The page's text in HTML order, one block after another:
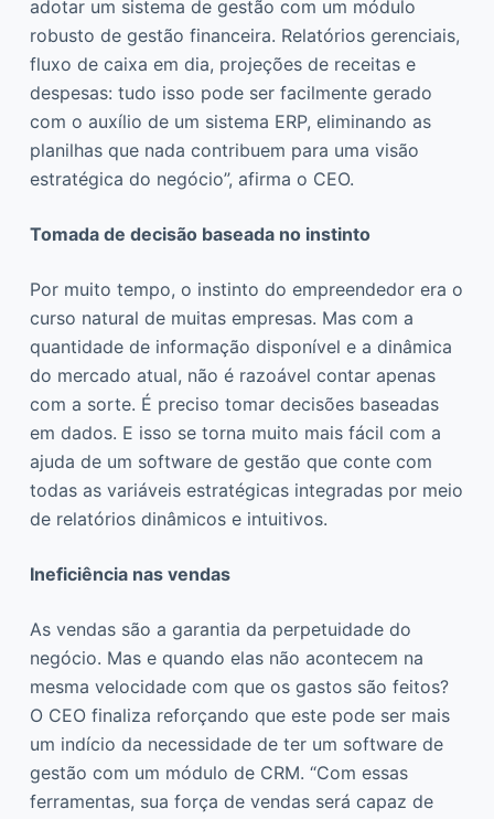
adotar um sistema de gestão com um módulo
robusto de gestão financeira. Relatórios gerenciais,
fluxo de caixa em dia, projeções de receitas e
despesas: tudo isso pode ser facilmente gerado
com o auxílio de um sistema ERP, eliminando as
planilhas que nada contribuem para uma visão
estratégica do negócio”, afirma o CEO.
Tomada de decisão baseada no instinto
Por muito tempo, o instinto do empreendedor era o
curso natural de muitas empresas. Mas com a
quantidade de informação disponível e a dinâmica
do mercado atual, não é razoável contar apenas
com a sorte. É preciso tomar decisões baseadas
em dados. E isso se torna muito mais fácil com a
ajuda de um software de gestão que conte com
todas as variáveis estratégicas integradas por meio
de relatórios dinâmicos e intuitivos.
Ineficiência nas vendas
As vendas são a garantia da perpetuidade do
negócio. Mas e quando elas não acontecem na
mesma velocidade com que os gastos são feitos?
O CEO finaliza reforçando que este pode ser mais
um indício da necessidade de ter um software de
gestão com um módulo de CRM. “Com essas
ferramentas, sua força de vendas será capaz de